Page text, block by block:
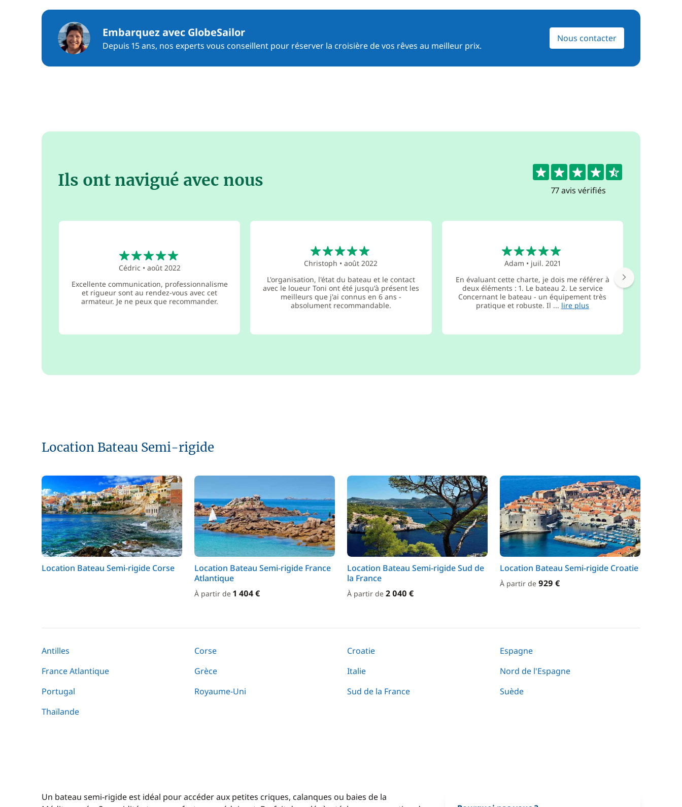
Embarquez avec GlobeSailor
Depuis 15 ans, nos experts vous conseillent pour réserver la croisière de vos rêves au meilleur prix.
Nous contacter
4.5
77 avis vérifiés
Ils ont navigué avec nous
Cédric • août 2022
Excellente communication, professionnalisme
et rigueur sont au rendez-vous avec cet
armateur. Je ne peux que recommander.
Christoph •août 2022
L'organisation, l'état du bateau et le contact
avec le loueur Toni ont été jusqu'à présent les
meilleurs que j'ai connus en 6 ans -
absolument recommandable.
Adam • juil. 2021
En évaluant cette charte, je dois me référer à
deux éléments : 1. Le bateau 2. Le service
Concernant le bateau - un équipement très
pratique et robuste. Il ... lire plus
Location Bateau Semi-rigide
Location Bateau Semi-rigide Corse
Location Bateau Semi-rigide France
Atlantique
À partir de 1 404 €
Location Bateau Semi-rigide Sud de
la France
À partir de 2 040 €
Location Bateau Semi-rigide Croatie
À partir de 929 €
Antilles Corse Croatie
Espagne
France Atlantique
Grèce Italie
Nord de l'Espagne
Portugal
Royaume-Uni Sud de la France
Suède
Thaïlande
Un bateau semi-rigide est idéal pour accéder aux petites criques, calanques ou baies de la